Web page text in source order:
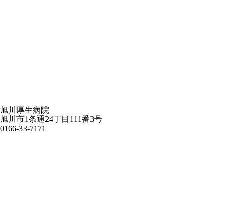
旭川厚生病院
旭川市1条通24丁目111番3号
0166-33-7171